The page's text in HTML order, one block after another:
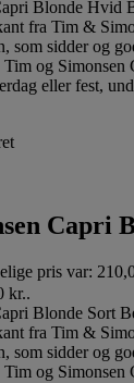
Capri
pris var:
kr..